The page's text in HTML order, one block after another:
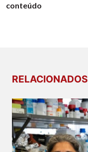
conteúdo
RELACIONADOS